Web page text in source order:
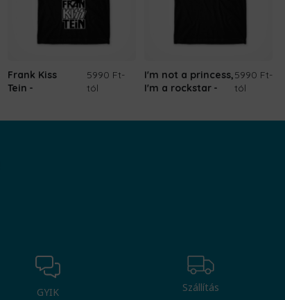
Frank Kiss
Tein
5990 Ft-
tól
I'm not a princess,
I'm a rockstar
5990 Ft-
tól
GYIK Szállítás